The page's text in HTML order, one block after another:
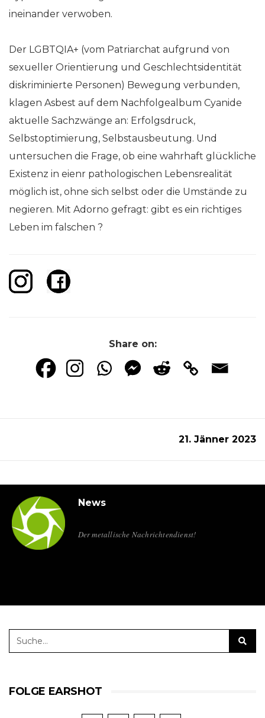
ineinander verwoben.
Der LGBTQIA+ (vom Patriarchat aufgrund von
sexueller Orientierung und Geschlechtsidentität
diskriminierte Personen) Bewegung verbunden,
klagen Asbest auf dem Nachfolgealbum Cyanide
aktuelle Sachzwänge an: Erfolgsdruck,
Selbstoptimierung, Selbstausbeutung. Und
untersuchen die Frage, ob eine wahrhaft glückliche
Existenz in eienr pathologischen Lebensrealität
möglich ist, ohne sich selbst oder die Umstände zu
negieren. Mit Adorno gefragt: gibt es ein richtiges
Leben im falschen ?
Share on:
21. Jänner 2023
News
Der metallische Nachrichtendienst!
FOLGE EARSHOT